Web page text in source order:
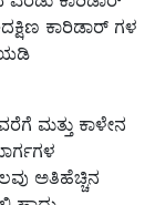
ಕಾರಿಡಾರ್ ಗಳ
ಮತ್ತು ಕಾಳೇನ
ಅತಿಹೆಚ್ಚಿನ